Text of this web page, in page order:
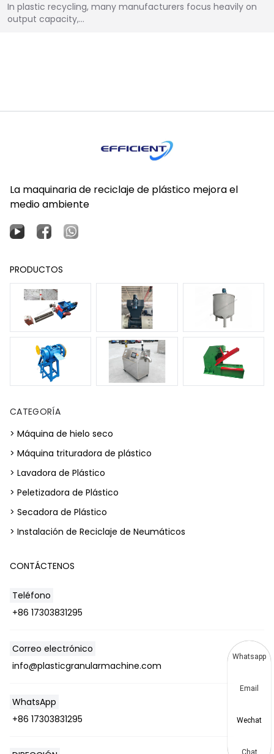
In plastic recycling, many manufacturers focus heavily on
output capacity,…
La maquinaria de reciclaje de plástico mejora el
medio ambiente
PRODUCTOS
CATEGORÍA
> Máquina de hielo seco
> Máquina trituradora de plástico
> Lavadora de Plástico
> Peletizadora de Plástico
> Secadora de Plástico
> Instalación de Reciclaje de Neumáticos
CONTÁCTENOS
Teléfono
+86 17303831295
Correo electrónico
info@plasticgranularmachine.com
WhatsApp
+86 17303831295
Whatsapp
Email
Wechat
Chat